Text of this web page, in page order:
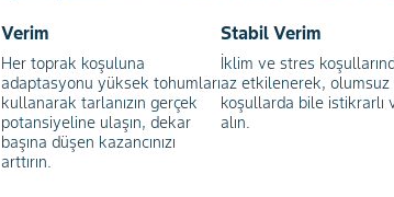
Verim
Her toprak koşuluna
adaptasyonu yüksek tohumları
kullanarak tarlanızın gerçek
potansiyeline ulaşın, dekar
başına düşen kazancınızı
arttırın.
Stabil Verim
İklim ve stres
az etkilenerek, olumsuz
koşullarda bile istikrarlı
alın.